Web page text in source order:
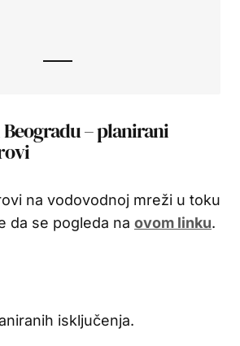
Beogradu – planirani
na vodovodnoj mreži u toku
da se pogleda na ovom linku.
isključenja.